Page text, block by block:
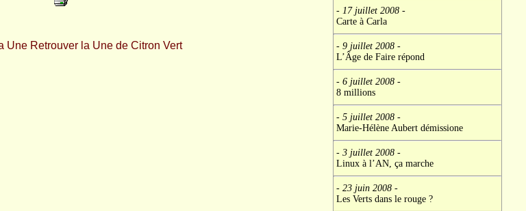
Retrouver la Une de Citron Vert
- 17 juillet 2008-
Carte à Carla
- 9 juillet 2008-
L’Âge de Faire répond
- 6 juillet 2008-
8 millions
- 5 juillet 2008-
Marie-Hélène Aubert démissione
- 3 juillet 2008-
Linux à l’AN, ça marche
- 23 juin 2008-
Les Verts dans le rouge ?